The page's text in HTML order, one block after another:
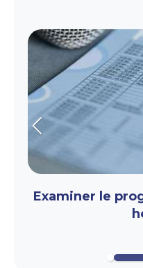
Examiner le
Slide précédent